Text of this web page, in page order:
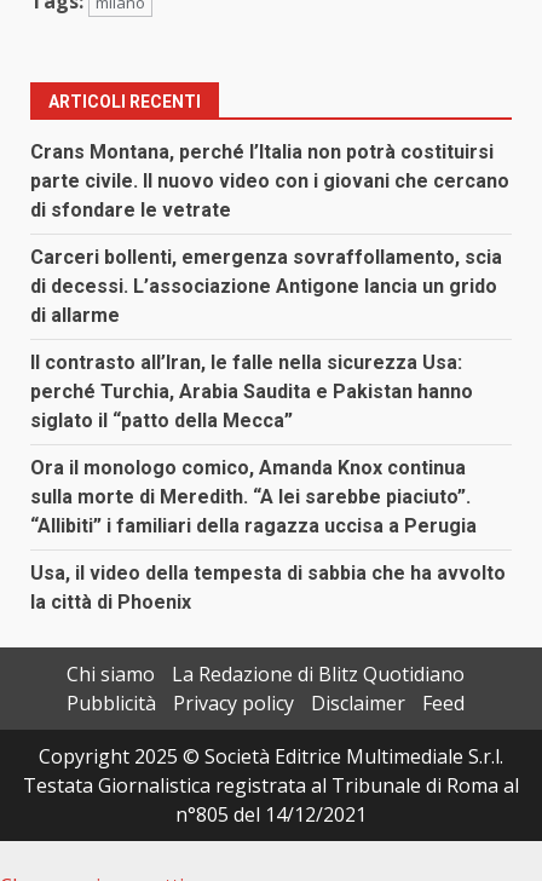
ARTICOLI RECENTI
Crans Montana, perché l’Italia non potrà costituirsi
parte civile. Il nuovo video con i giovani che cercano
di sfondare le vetrate
Carceri bollenti, emergenza sovraffollamento, scia
di decessi. L’associazione Antigone lancia un grido
di allarme
Il contrasto all’Iran, le falle nella sicurezza Usa:
perché Turchia, Arabia Saudita e Pakistan hanno
siglato il “patto della Mecca”
Ora il monologo comico, Amanda Knox continua
sulla morte di Meredith. “A lei sarebbe piaciuto”.
“Allibiti” i familiari della ragazza uccisa a Perugia
Usa, il video della tempesta di sabbia che ha avvolto
la città di Phoenix
Chi siamo
La Redazione di Blitz Quotidiano
Pubblicità
Privacy policy Disclaimer
Feed
Copyright 2025 © Società Editrice Multimediale S.r.l.
Testata Giornalistica registrata al Tribunale di Roma al
n°805 del 14/12/2021